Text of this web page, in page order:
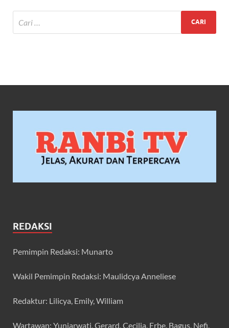
REDAKSI
Pemimpin Redaksi: Munarto
Wakil Pemimpin Redaksi: Maulidcya Anneliese
Redaktur: Lilicya, Emily, William
Wartawan: Yuniarwati, Gerard, Cecilia, Erbe, Bagus, Nefi,